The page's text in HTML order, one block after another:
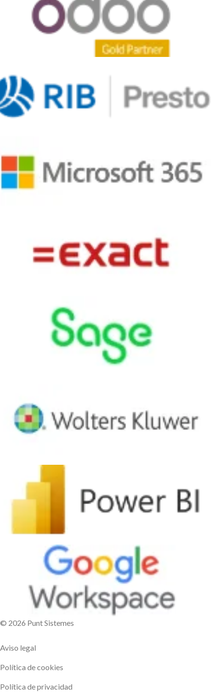
© 2026 Punt Sistemes
Aviso legal
Política de cookies
Política de privacidad